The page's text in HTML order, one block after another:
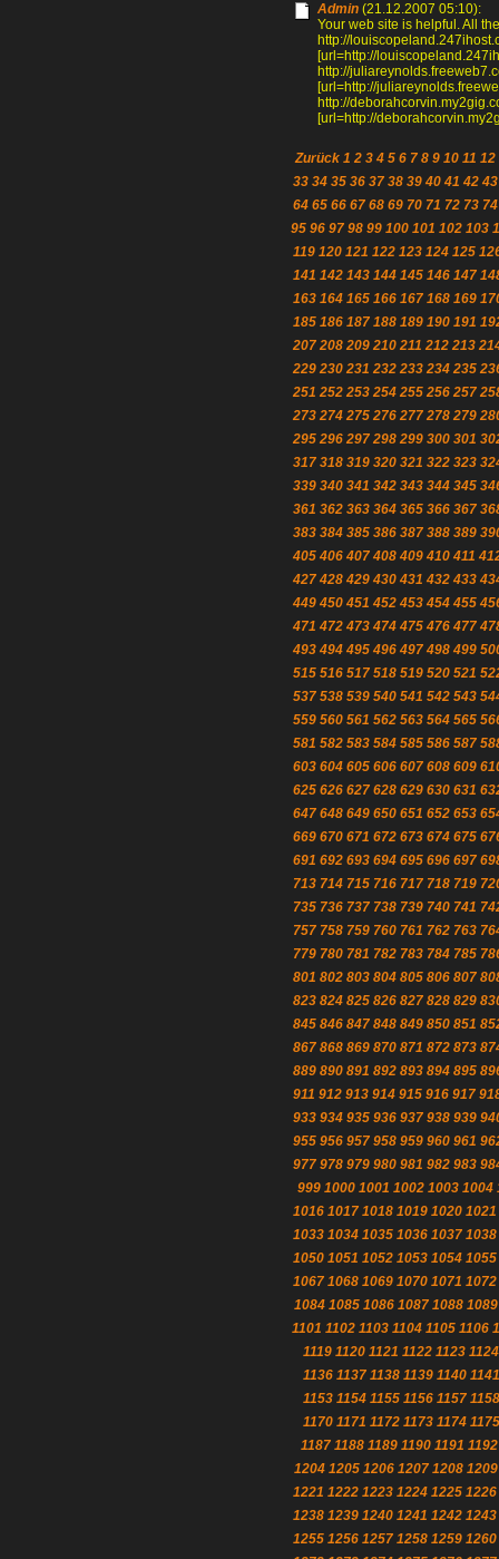
Admin (21.12.2007 05:10):
Your web site is helpful. All
http://
[url=http://
http://
[url=http://
http://
[url=http://
Zurück 1 2 3 4 5 6 7 8 9 10 11 12
33 34 35 36 37 38 39 40 41 42 43
64 65 66 67 68 69 70 71 72 73 74
95 96 97 98 99 100 101 102 103
119 120 121 122 123 124 125
141 142 143 144 145 146 147
163 164 165 166 167 168 169
185 186 187 188 189 190 191
207 208 209 210 211 212 213
229 230 231 232 233 234 235
251 252 253 254 255 256 257
273 274 275 276 277 278 279
295 296 297 298 299 300 301
317 318 319 320 321 322 323
339 340 341 342 343 344 345
361 362 363 364 365 366 367
383 384 385 386 387 388 389
405 406 407 408 409 410 411
427 428 429 430 431 432 433
449 450 451 452 453 454 455
471 472 473 474 475 476 477
493 494 495 496 497 498 499
515 516 517 518 519 520 521
537 538 539 540 541 542 543
559 560 561 562 563 564 565
581 582 583 584 585 586 587
603 604 605 606 607 608 609
625 626 627 628 629 630 631
647 648 649 650 651 652 653
669 670 671 672 673 674 675
691 692 693 694 695 696 697
713 714 715 716 717 718 719
735 736 737 738 739 740 741
757 758 759 760 761 762 763
779 780 781 782 783 784 785
801 802 803 804 805 806 807
823 824 825 826 827 828 829
845 846 847 848 849 850 851
867 868 869 870 871 872 873
889 890 891 892 893 894 895
911 912 913 914 915 916 917
933 934 935 936 937 938 939
955 956 957 958 959 960 961
977 978 979 980 981 982 983
999 1000 1001 1002 1003 1004
1016 1017 1018 1019 1020 1021
1033 1034 1035 1036 1037 1038
1050 1051 1052 1053 1054 1055
1067 1068 1069 1070 1071 1072
1084 1085 1086 1087 1088 1089
1101 1102 1103 1104 1105 1106
1119 1120 1121 1122 1123 1124
1136 1137 1138 1139 1140 1141
1153 1154 1155 1156 1157 1158
1170 1171 1172 1173 1174 1175
1187 1188 1189 1190 1191 1192
1204 1205 1206 1207 1208 1209
1221 1222 1223 1224 1225 1226
1238 1239 1240 1241 1242 1243
1255 1256 1257 1258 1259 1260